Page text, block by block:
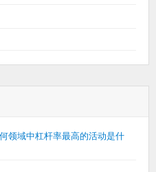
领域中杠杆率最高的活动是什